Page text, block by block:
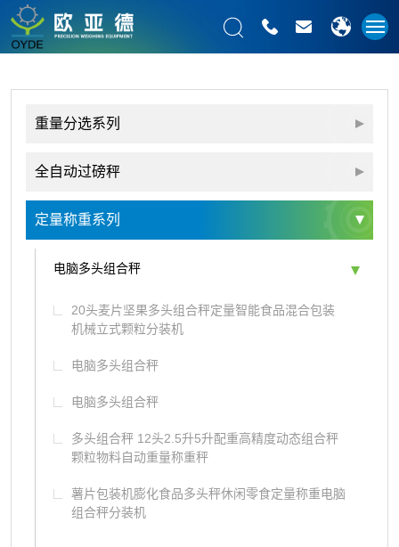
重量分选系列
全自动过磅秤
定量称重系列
电脑多头组合秤
20头麦片坚果多头组合秤定量智能食品混合包装
机械立式颗粒分装机
电脑多头组合秤
电脑多头组合秤
多头组合秤 12头2.5升5升配重高精度动态组合秤
颗粒物料自动重量称重秤
薯片包装机膨化食品多头秤休闲零食定量称重电脑
组合秤分装机